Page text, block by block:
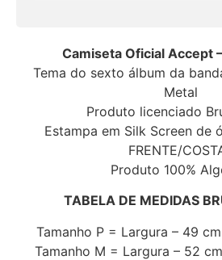
Camiseta Oficial Accept –
Tema do sexto álbum da
Metal
Produto licenciado
Estampa em Silk Screen de
FRENTE/
Produto 100%
TABELA DE MEDIDAS
Tamanho P = Largura – 49
Tamanho M = Largura – 52